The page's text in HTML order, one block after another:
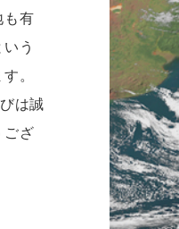
も有
う
。
は誠
ござ